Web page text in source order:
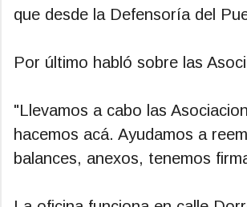
que desde la Defensoría del
Por último habló sobre las
"Llevamos a cabo las
hacemos acá. Ayudamos a
balances, anexos, tenemos